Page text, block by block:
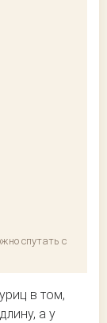
спутать с
в том,
а у